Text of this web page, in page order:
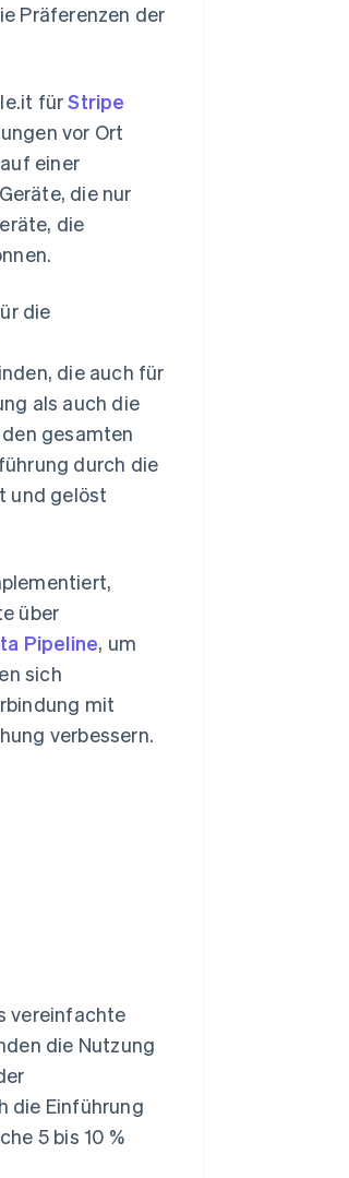
Präferenzen der
fürStripe
vor Ort
einer
die nur
die
die
die auch für
als auch die
gesamten
durch die
und gelöst
über
Pipeline, um
sich
mit
verbessern.
vereinfachte
die Nutzung
die Einführung
5 bis 10 %